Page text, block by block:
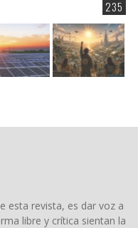
235
esta revista, es dar voz a
libre y crítica sientan la